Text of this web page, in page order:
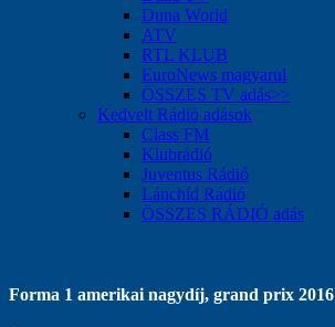
Duna World
ATV
RTL KLUB
EuroNews magyarul
ÖSSZES TV adás>>
Kedvelt Rádió adások
Class FM
Klubrádió
Juventus Rádió
Lánchíd Rádió
ÖSSZES RÁDIÓ adás
Forma 1 amerikai nagydíj, grand prix 2016